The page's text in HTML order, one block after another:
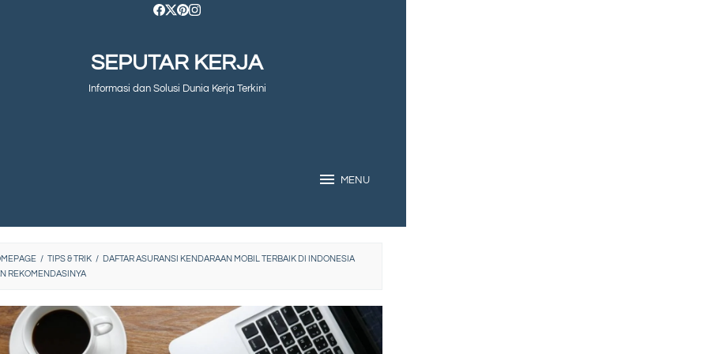
SEPUTAR KERJA
Informasi dan Solusi Dunia Kerja Terkini
MENU
/ TIPS & TRIK / DAFTAR ASURANSI KENDARAAN MOBIL TERBAIK DI INDONESIA
REKOMENDASINYA